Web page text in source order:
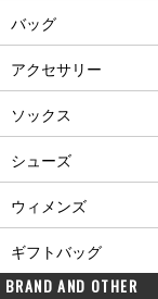
バッグ
アクセサリー
ソックス
シューズ
ウィメンズ
ギフトバッグ
BRAND AND OTHER